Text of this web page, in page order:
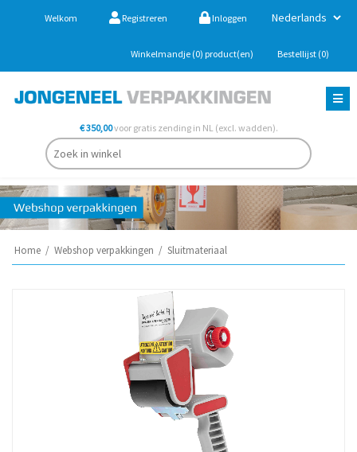
Welkom Registreren Inloggen
Winkelmandje (0) product(en) Bestellijst (0)
€ 350,00voor gratis zending in NL (excl. wadden).
Home / Webshop verpakkingen / Sluitmateriaal